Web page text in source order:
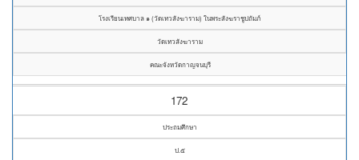
โรงเรียนเทศบาล ๑ (วัดเทวสังฆาราม) ในพระสังฆราชูปถัมภ์
วัดเทวสังฆาราม
คณะจังหวัดกาญจนบุรี
172
ประถมศึกษา
ป.๕